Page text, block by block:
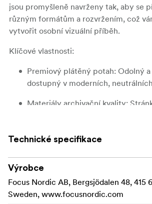
jsou promyšleně navrženy tak, aby se
různým formátům a rozvržením, což
vytvořit osobní vizuální příběh.
Klíčové vlastnosti:
Premiový plátěný potah: Odolný
dostupný v moderních,
Materiály archivační kvality:
10letá záruka:
podpořená desetiletou zárukou.
Elegantní design: Čistá,
vhodná pro jakoukoli příležitost
Technické specifikace
Výrobce
Focus Nordic AB, Bergsjödalen 48, 415
Sweden, www.focusnordic.com